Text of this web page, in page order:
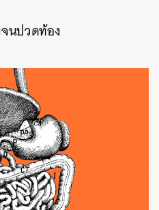
นปวดท้อง